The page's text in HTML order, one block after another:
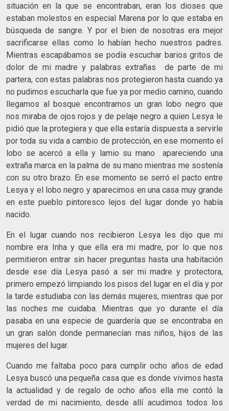
situación en la que se encontraban, eran los dioses que
estaban molestos en especial Marena por lo que estaba en
búsqueda de sangre. Y por el bien de nosotras era mejor
sacrificarse ellas como lo habían hecho nuestros padres.
Mientras escapábamos se podía escuchar barios gritos de
dolor de mi madre y palabras extrañas de parte de mi
partera, con estas palabras nos protegieron hasta cuando ya
no pudimos escucharla que fue ya por medio camino, cuando
llegamos al bosque encontramos un gran lobo negro que
nos miraba de ojos rojos y de pelaje negro a quien Lesya le
pidió que la protegiera y que ella estaría dispuesta a servirle
por toda su vida a cambio de protección, en ese momento el
lobo se acercó a ella y lamio su mano apareciendo una
extraña marca en la palma de su mano mientras me sostenía
con su otro brazo. En ese momento se serró el pacto entre
Lesya y el lobo negro y aparecimos en una casa muy grande
en este pueblo pintoresco lejos del lugar donde yo había
nacido.
En el lugar cuando nos recibieron Lesya les dijo que mi
nombre era Inha y que ella era mi madre, por lo que nos
permitieron entrar sin hacer preguntas hasta una habitación
desde ese día Lesya pasó a ser mi madre y protectora,
primero empezó limpiando los pisos del lugar en el día y por
la tarde estudiaba con las demás mujeres, mientras que por
las noches me cuidaba. Mientras que yo durante el día
pasaba en una especie de guardería que se encontraba en
un gran salón donde permanecían mas niños, hijos de las
mujeres del lugar.
Cuando me faltaba poco para cumplir ocho años de edad
Lesya buscó una pequeña casa que es donde vivimos hasta
la actualidad y de regalo de ocho años ella me contó la
verdad de mi nacimiento, desde allí acudimos todos los